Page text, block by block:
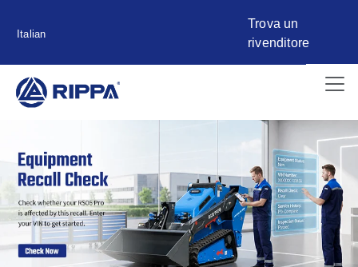
Italian
Trova un
rivenditore